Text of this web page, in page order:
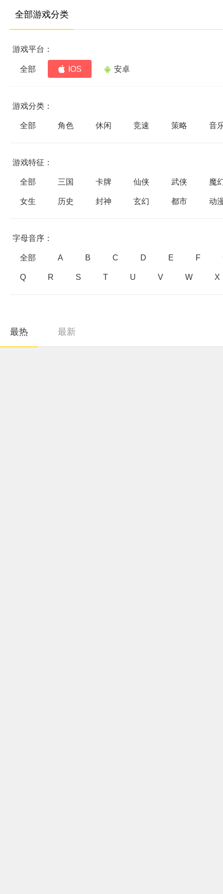
全部游戏分类
游戏平台：
全部 IOS 安卓
游戏分类：
全部 角色 休闲 竞速 策略 音
游戏特征：
全部 三国 卡牌 仙侠 武侠 魔
女生 历史 封神 玄幻 都市 动
字母音序：
全部 A B C D E F
Q R S T U V W X
最热 最新